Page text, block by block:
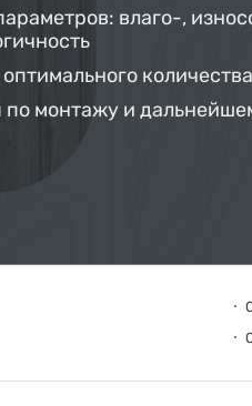
влаго-,
по монтажу и